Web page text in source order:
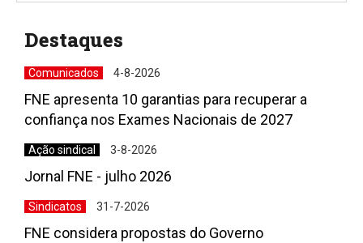
Destaques
Comunicados 4-8-2026
FNE apresenta 10 garantias para recuperar a
confiança nos Exames Nacionais de 2027
Ação sindical 3-8-2026
Jornal FNE - julho 2026
Sindicatos 31-7-2026
FNE considera propostas do Governo